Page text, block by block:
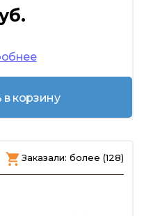
в корзину
Заказали: более (128)